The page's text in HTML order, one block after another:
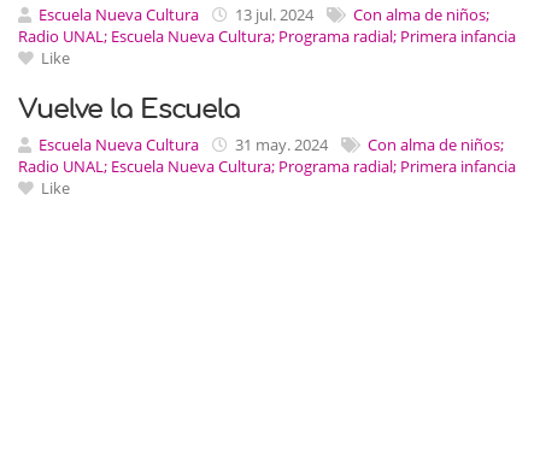
Escuela Nueva Cultura 13 jul. 2024
Con alma de niños;
Radio UNAL; Escuela Nueva Cultura; Programa radial; Primera infancia
Like
Vuelve la Escuela
Escuela Nueva Cultura 31 may. 2024
Con alma de niños;
Radio UNAL; Escuela Nueva Cultura; Programa radial; Primera infancia
Like